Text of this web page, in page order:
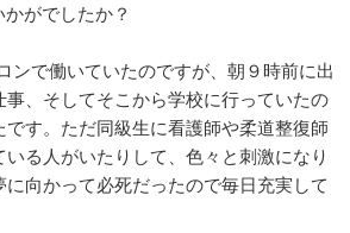
がでしたか？
ンで働いていたのですが、朝９時前に出
、そしてそこから学校に行っていたの
す。ただ同級生に看護師や柔道整復師
る人がいたりして、色々と刺激になり
に向かって必死だったので毎日充実して